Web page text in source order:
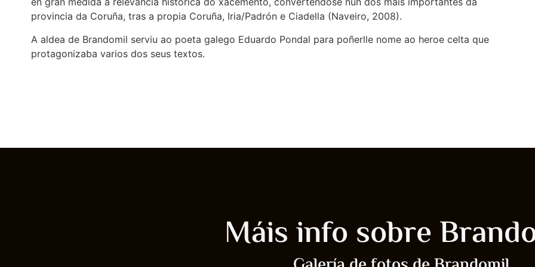
provincia da Coruña, tras a propia Coruña, Iria/Padrón e Ciadella (Naveiro, 2008).
A aldea de Brandomil serviu ao poeta galego Eduardo Pondal para poñerlle nome ao heroe celta que
protagonizaba varios dos seus textos.
Máis info sobre